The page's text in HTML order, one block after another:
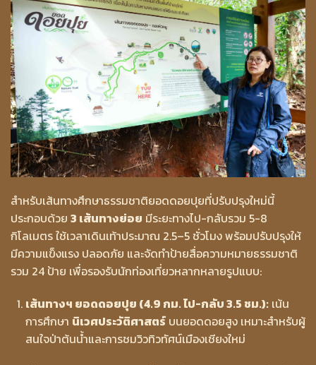
สำหรับเส้นทางศึกษาธรรมชาติยอดดอยปุยที่ปรับปรุงใหม่นี้
ประกอบด้วย 3 เส้นทางย่อย มีระยะทางไป-กลับรวม 5-8
กิโลเมตร ใช้เวลาเดินเท้าประมาณ 2.5–5 ชั่วโมง พร้อมปรับปรุงให้
มีความแข็งแรง ปลอดภัย และจัดทำป้ายสื่อความหมายธรรมชาติ
รวม 24 ป้าย เพื่อรองรับนักท่องเที่ยวหลากหลายรูปแบบ:
เส้นทางฯ ยอดดอยปุย (4.9 กม. ไป-กลับ 3.5 ชม.): เน้น
การศึกษา นิเวศประวัติศาสตร์บนยอดดอยสูง เหมาะสำหรับผู้
สนใจป่าต้นน้ำและการชมวิวทิวทัศน์เมืองเชียงใหม่